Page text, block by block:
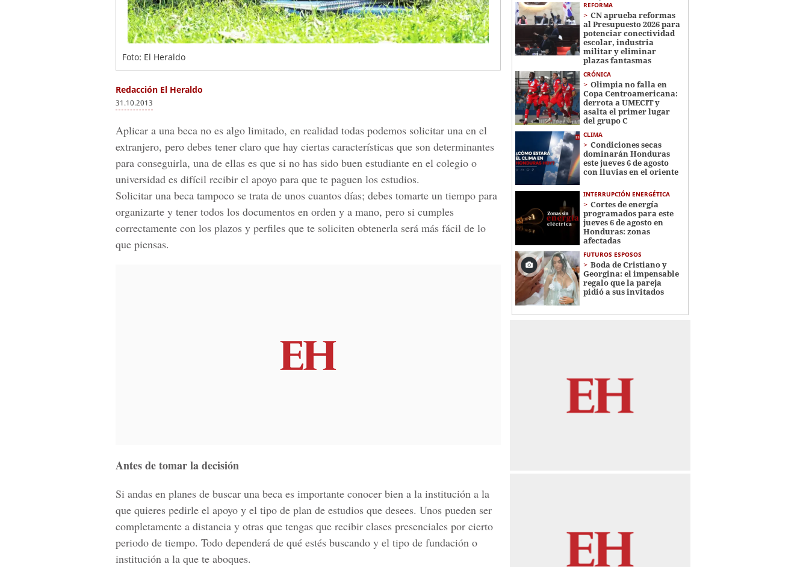
Foto: El Heraldo
Redacción El Heraldo
31.10.2013
Aplicar a una beca no es algo limitado, en realidad todas podemos solicitar una en el
extranjero, pero debes tener claro que hay ciertas características que son determinantes
para conseguirla, una de ellas es que si no has sido buen estudiante en el colegio o
universidad es difícil recibir el apoyo para que te paguen los estudios.
Solicitar una beca tampoco se trata de unos cuantos días; debes tomarte un tiempo para
organizarte y tener todos los documentos en orden y a mano, pero si cumples
correctamente con los plazos y perfiles que te soliciten obtenerla será más fácil de lo
que piensas.
Antes de tomar la decisión
Si andas en planes de buscar una beca es importante conocer bien a la institución a la
que quieres pedirle el apoyo y el tipo de plan de estudios que desees. Unos pueden ser
completamente a distancia y otras que tengas que recibir clases presenciales por cierto
periodo de tiempo. Todo dependerá de qué estés buscando y el tipo de fundación o
institución a la que te aboques.
REFORMA
CN aprueba reformas
al Presupuesto 2026 para
potenciar conectividad
escolar, industria
militar y eliminar
plazas fantasmas
CRÓNICA
Olimpia no falla en
Copa Centroamericana:
derrota a UMECIT y
asalta el primer lugar
del grupo C
CLIMA
Condiciones secas
dominarán Honduras
este jueves 6 de agosto
con lluvias en el oriente
INTERRUPCIÓN ENERGÉTICA
Cortes de energía
programados para este
jueves 6 de agosto en
Honduras: zonas
afectadas
FUTUROS ESPOSOS
Boda de Cristiano y
Georgina: el impensable
regalo que la pareja
pidió a sus invitados